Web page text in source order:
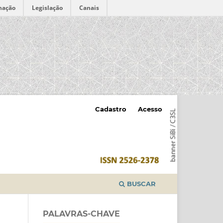
Legislação Canais
BUSCAR
Cadastro Acesso
PALAVRAS-CHAVE